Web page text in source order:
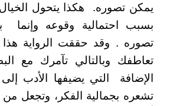
يمكن تصوره.
هكذا يتحول
بسبب احتمالية وقوعه وإنما
تصوره . وقد حققت الرواية
تعاطفك وبالتالي تآمرك مع
الإضافة
التي يضيفها الأدب
تشعره بجمالية الفكر، وتجعل